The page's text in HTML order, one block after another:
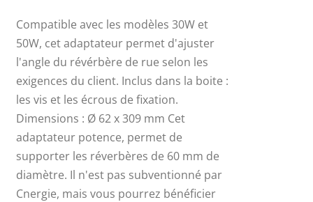
initial
était :
42,00 €.
est :
Compatible avec les modèles 30W et
50W, cet adaptateur permet d'ajuster
l'angle du révérbère de rue selon les
exigences du client. Inclus dans la boite :
les vis et les écrous de fixation.
Dimensions : Ø 62 x 309 mm Cet
adaptateur potence, permet de
supporter les réverbères de 60 mm de
diamètre. Il n'est pas subventionné par
Cnergie, mais vous pourrez bénéficier